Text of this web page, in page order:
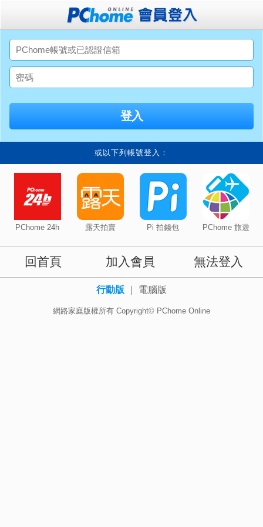
或以下列帳號登入：
PChome 24h 露天拍賣 Pi 拍錢包 PChome 旅遊
回首頁 加入會員 無法登入
行動版 電腦版
網路家庭版權所有 Copyright© PChome Online